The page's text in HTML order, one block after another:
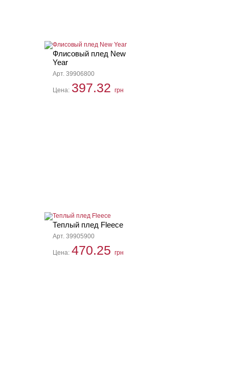
Флисовый плед New
Year
Арт. 39906800
Цена: 397.32 грн
Теплый плед Fleece
Арт. 39905900
Цена: 470.25 грн